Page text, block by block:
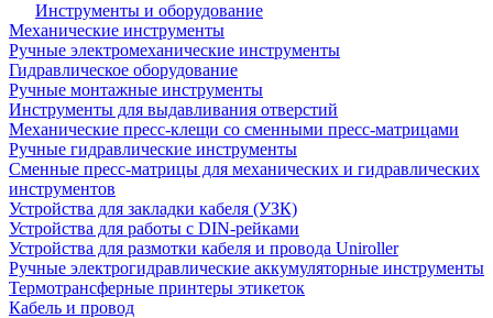
Инструменты и оборудование
Механические инструменты
Ручные электромеханические инструменты
Гидравлическое оборудование
Ручные монтажные инструменты
Инструменты для выдавливания отверстий
Механические пресс-клещи со сменными пресс-матрицами
Ручные гидравлические инструменты
Сменные пресс-матрицы для механических и гидравлических
инструментов
Устройства для закладки кабеля (УЗК)
Устройства для работы с DIN-рейками
Устройства для размотки кабеля и провода Uniroller
Ручные электрогидравлические аккумуляторные инструменты
Термотрансферные принтеры этикеток
Кабель и провод